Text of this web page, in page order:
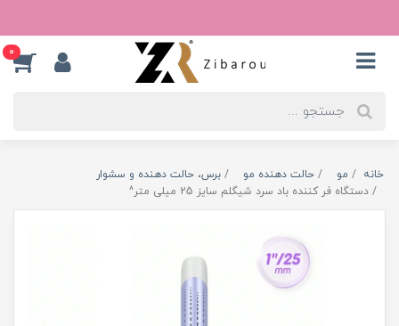
0
خانه مو حالت دهنده مو
برس، حالت دهنده و سشوار
دستگاه فر کننده باد سرد شیگلم سایز 25 میلی متر^